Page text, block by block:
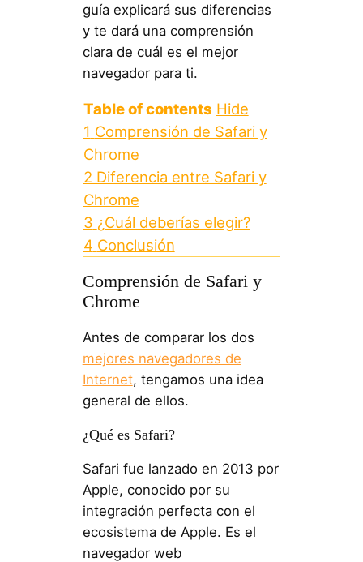
guía explicará sus diferencias
y te dará una comprensión
clara de cuál es el mejor
navegador para ti.
Table of contents Hide
1 Comprensión de Safari y
Chrome
2 Diferencia entre Safari y
Chrome
3 ¿Cuál deberías elegir?
4 Conclusión
Comprensión de Safari y
Chrome
Antes de comparar los dos
mejores navegadores de
Internet, tengamos una idea
general de ellos.
¿Qué es Safari?
Safari fue lanzado en 2013 por
Apple, conocido por su
integración perfecta con el
ecosistema de Apple. Es el
navegador web